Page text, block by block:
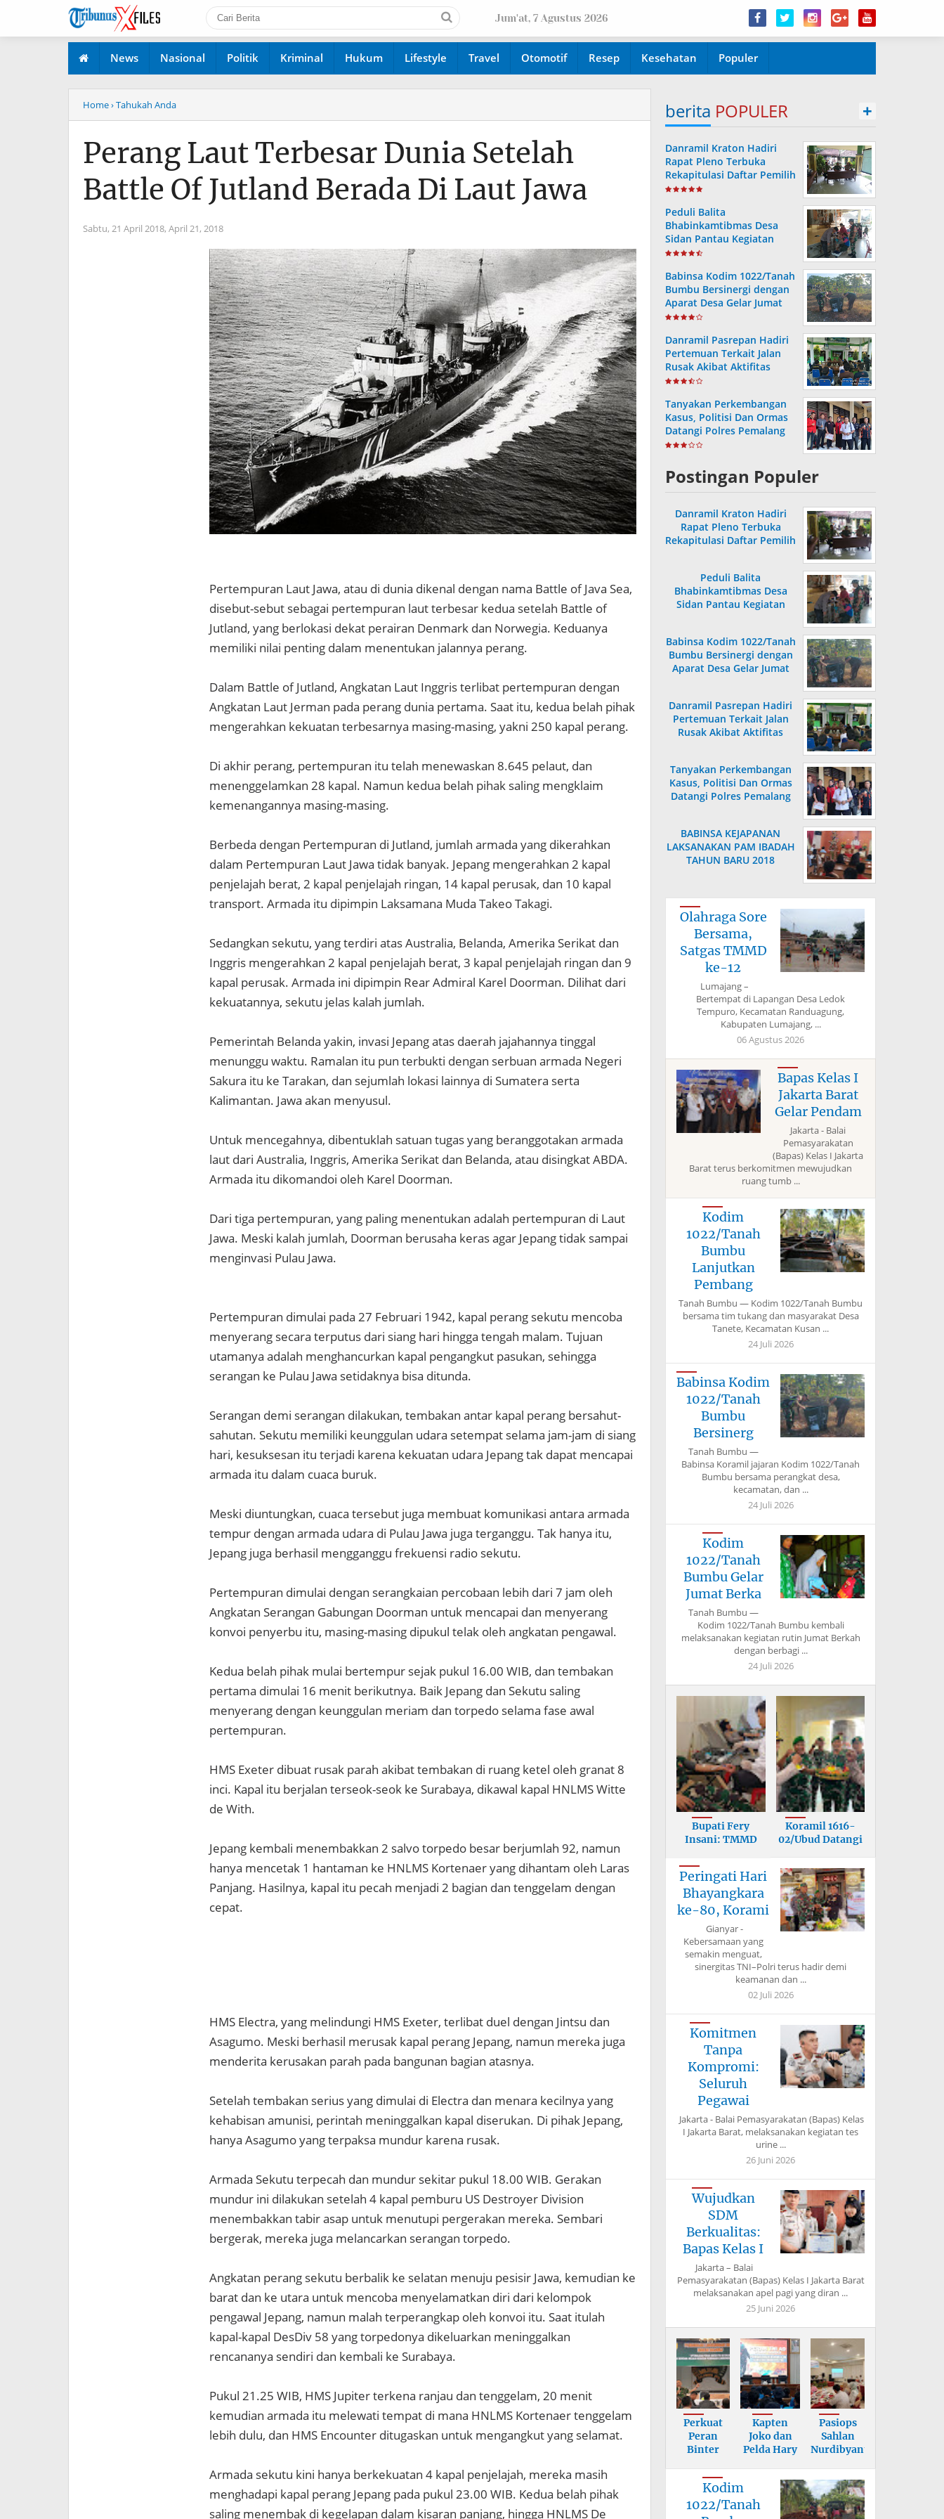
Jum'at, 7 Agustus 2026
News Nasional Politik Kriminal Hukum Lifestyle Travel Otomotif Resep Kesehatan Populer
Home› Tahukah Anda
Perang Laut Terbesar Dunia Setelah
Battle Of Jutland Berada Di Laut Jawa
Sabtu, 21 April 2018, April 21, 2018
Pertempuran Laut Jawa, atau di dunia dikenal dengan nama Battle of Java Sea,
disebut-sebut sebagai pertempuran laut terbesar kedua setelah Battle of
Jutland, yang berlokasi dekat perairan Denmark dan Norwegia. Keduanya
memiliki nilai penting dalam menentukan jalannya perang.
Dalam Battle of Jutland, Angkatan Laut Inggris terlibat pertempuran dengan
Angkatan Laut Jerman pada perang dunia pertama. Saat itu, kedua belah pihak
mengerahkan kekuatan terbesarnya masing-masing, yakni 250 kapal perang.
Di akhir perang, pertempuran itu telah menewaskan 8.645 pelaut, dan
menenggelamkan 28 kapal. Namun kedua belah pihak saling mengklaim
kemenangannya masing-masing.
Berbeda dengan Pertempuran di Jutland, jumlah armada yang dikerahkan
dalam Pertempuran Laut Jawa tidak banyak. Jepang mengerahkan 2 kapal
penjelajah berat, 2 kapal penjelajah ringan, 14 kapal perusak, dan 10 kapal
transport. Armada itu dipimpin Laksamana Muda Takeo Takagi.
Sedangkan sekutu, yang terdiri atas Australia, Belanda, Amerika Serikat dan
Inggris mengerahkan 2 kapal penjelajah berat, 3 kapal penjelajah ringan dan 9
kapal perusak. Armada ini dipimpin Rear Admiral Karel Doorman. Dilihat dari
kekuatannya, sekutu jelas kalah jumlah.
Pemerintah Belanda yakin, invasi Jepang atas daerah jajahannya tinggal
menunggu waktu. Ramalan itu pun terbukti dengan serbuan armada Negeri
Sakura itu ke Tarakan, dan sejumlah lokasi lainnya di Sumatera serta
Kalimantan. Jawa akan menyusul.
Untuk mencegahnya, dibentuklah satuan tugas yang beranggotakan armada
laut dari Australia, Inggris, Amerika Serikat dan Belanda, atau disingkat ABDA.
Armada itu dikomandoi oleh Karel Doorman.
Dari tiga pertempuran, yang paling menentukan adalah pertempuran di Laut
Jawa. Meski kalah jumlah, Doorman berusaha keras agar Jepang tidak sampai
menginvasi Pulau Jawa.
Pertempuran dimulai pada 27 Februari 1942, kapal perang sekutu mencoba
menyerang secara terputus dari siang hari hingga tengah malam. Tujuan
utamanya adalah menghancurkan kapal pengangkut pasukan, sehingga
serangan ke Pulau Jawa setidaknya bisa ditunda.
Serangan demi serangan dilakukan, tembakan antar kapal perang bersahut-
sahutan. Sekutu memiliki keunggulan udara setempat selama jam-jam di siang
hari, kesuksesan itu terjadi karena kekuatan udara Jepang tak dapat mencapai
armada itu dalam cuaca buruk.
Meski diuntungkan, cuaca tersebut juga membuat komunikasi antara armada
tempur dengan armada udara di Pulau Jawa juga terganggu. Tak hanya itu,
Jepang juga berhasil mengganggu frekuensi radio sekutu.
Pertempuran dimulai dengan serangkaian percobaan lebih dari 7 jam oleh
Angkatan Serangan Gabungan Doorman untuk mencapai dan menyerang
konvoi penyerbu itu, masing-masing dipukul telak oleh angkatan pengawal.
Kedua belah pihak mulai bertempur sejak pukul 16.00 WIB, dan tembakan
pertama dimulai 16 menit berikutnya. Baik Jepang dan Sekutu saling
menyerang dengan keunggulan meriam dan torpedo selama fase awal
pertempuran.
HMS Exeter dibuat rusak parah akibat tembakan di ruang ketel oleh granat 8
inci. Kapal itu berjalan terseok-seok ke Surabaya, dikawal kapal HNLMS Witte
de With.
Jepang kembali menembakkan 2 salvo torpedo besar berjumlah 92, namun
hanya mencetak 1 hantaman ke HNLMS Kortenaer yang dihantam oleh Laras
Panjang. Hasilnya, kapal itu pecah menjadi 2 bagian dan tenggelam dengan
cepat.
HMS Electra, yang melindungi HMS Exeter, terlibat duel dengan Jintsu dan
Asagumo. Meski berhasil merusak kapal perang Jepang, namun mereka juga
menderita kerusakan parah pada bangunan bagian atasnya.
Setelah tembakan serius yang dimulai di Electra dan menara kecilnya yang
kehabisan amunisi, perintah meninggalkan kapal diserukan. Di pihak Jepang,
hanya Asagumo yang terpaksa mundur karena rusak.
Armada Sekutu terpecah dan mundur sekitar pukul 18.00 WIB. Gerakan
mundur ini dilakukan setelah 4 kapal pemburu US Destroyer Division
menembakkan tabir asap untuk menutupi pergerakan mereka. Sembari
bergerak, mereka juga melancarkan serangan torpedo.
Angkatan perang sekutu berbalik ke selatan menuju pesisir Jawa, kemudian ke
barat dan ke utara untuk mencoba menyelamatkan diri dari kelompok
pengawal Jepang, namun malah terperangkap oleh konvoi itu. Saat itulah
kapal-kapal DesDiv 58 yang torpedonya dikeluarkan meninggalkan
rencananya sendiri dan kembali ke Surabaya.
Pukul 21.25 WIB, HMS Jupiter terkena ranjau dan tenggelam, 20 menit
kemudian armada itu melewati tempat di mana HNLMS Kortenaer tenggelam
lebih dulu, dan HMS Encounter ditugaskan untuk mengangkut yang selamat.
Armada sekutu kini hanya berkekuatan 4 kapal penjelajah, mereka masih
menghadapi kapal perang Jepang pada pukul 23.00 WIB. Kedua belah pihak
saling menembak di kegelapan dalam kisaran panjang, hingga HNLMS De
berita POPULER +
Danramil Kraton Hadiri
Rapat Pleno Terbuka
Rekapitulasi Daftar Pemilih
Hasil Pemutakhiran
Peduli Balita
Bhabinkamtibmas Desa
Sidan Pantau Kegiatan
Posyandu
Babinsa Kodim 1022/Tanah
Bumbu Bersinergi dengan
Aparat Desa Gelar Jumat
Bersih
Danramil Pasrepan Hadiri
Pertemuan Terkait Jalan
Rusak Akibat Aktifitas
Armada Truck
Tanyakan Perkembangan
Kasus, Politisi Dan Ormas
Datangi Polres Pemalang
Postingan Populer
Danramil Kraton Hadiri
Rapat Pleno Terbuka
Rekapitulasi Daftar Pemilih
Peduli Balita
Bhabinkamtibmas Desa
Sidan Pantau Kegiatan
Babinsa Kodim 1022/Tanah
Bumbu Bersinergi dengan
Aparat Desa Gelar Jumat
Danramil Pasrepan Hadiri
Pertemuan Terkait Jalan
Rusak Akibat Aktifitas
Tanyakan Perkembangan
Kasus, Politisi Dan Ormas
Datangi Polres Pemalang
BABINSA KEJAPANAN
LAKSANAKAN PAM IBADAH
TAHUN BARU 2018
Olahraga Sore
Bersama,
Satgas TMMD
ke-12
Lumajang –
Bertempat di Lapangan Desa Ledok
Tempuro, Kecamatan Randuagung,
Kabupaten Lumajang, ...
06 Agustus 2026
Bapas Kelas I
Jakarta Barat
Gelar Pendam
Jakarta - Balai
Pemasyarakatan
(Bapas) Kelas I Jakarta
Barat terus berkomitmen mewujudkan
ruang tumb ...
Kodim
1022/Tanah
Bumbu
Lanjutkan
Pembang
Tanah Bumbu — Kodim 1022/Tanah Bumbu
bersama tim tukang dan masyarakat Desa
Tanete, Kecamatan Kusan ...
24 Juli 2026
Babinsa Kodim
1022/Tanah
Bumbu
Bersinerg
Tanah Bumbu —
Babinsa Koramil jajaran Kodim 1022/Tanah
Bumbu bersama perangkat desa,
kecamatan, dan ...
24 Juli 2026
Kodim
1022/Tanah
Bumbu Gelar
Jumat Berka
Tanah Bumbu —
Kodim 1022/Tanah Bumbu kembali
melaksanakan kegiatan rutin Jumat Berkah
dengan berbagi ...
24 Juli 2026
Bupati Fery
Insani: TMMD
Koramil 1616-
02/Ubud Datangi
Peringati Hari
Bhayangkara
ke-80, Korami
Gianyar -
Kebersamaan yang
semakin menguat,
sinergitas TNI–Polri terus hadir demi
keamanan dan ...
02 Juli 2026
Komitmen
Tanpa
Kompromi:
Seluruh
Pegawai
Jakarta - Balai Pemasyarakatan (Bapas) Kelas
I Jakarta Barat, melaksanakan kegiatan tes
urine ...
26 Juni 2026
Wujudkan
SDM
Berkualitas:
Bapas Kelas I
Jakarta – Balai
Pemasyarakatan (Bapas) Kelas I Jakarta Barat
melaksanakan apel pagi yang diran ...
25 Juni 2026
Perkuat
Peran
Binter
Mitigasi
Benc
Kapten
Joko dan
Pelda Hary
Pasiops
Sahlan
Nurdibyanto
Kodim
1022/Tanah